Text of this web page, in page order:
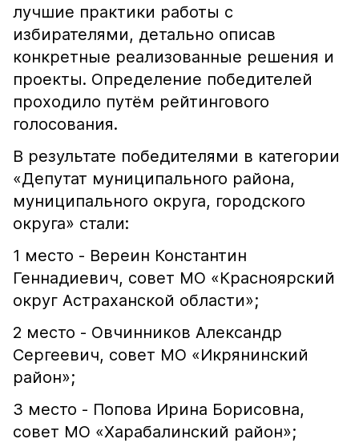
лучшие практики работы с
избирателями, детально описав
конкретные реализованные решения и
проекты. Определение победителей
проходило путём рейтингового
голосования.
В результате победителями в категории
«Депутат муниципального района,
муниципального округа, городского
округа» стали:
1 место - Вереин Константин
Геннадиевич, совет МО «Красноярский
округ Астраханской области»;
2 место - Овчинников Александр
Сергеевич, совет МО «Икрянинский
район»;
3 место - Попова Ирина Борисовна,
совет МО «Харабалинский район»;